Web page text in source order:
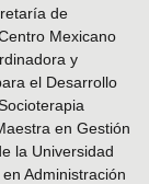
de
Mexicano
y
el Desarrollo
en Gestión
la Universidad
Administración